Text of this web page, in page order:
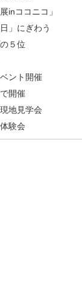
inココニコ」
」にぎわう
５位
ント開催
開催
地見学会
験会